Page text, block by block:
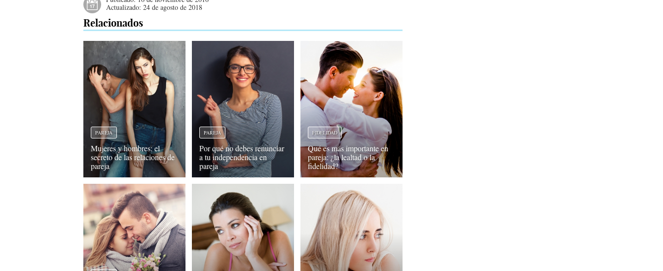
Actualizado:24 de agosto de 2018
Relacionados
PAREJA
Mujeres y hombres: el
secreto de las relaciones de
pareja
PAREJA
Por qué no debes renunciar
a tu independencia en
pareja
FIDELIDAD
Qué es más importante en
pareja: ¿la lealtad o la
fidelidad?